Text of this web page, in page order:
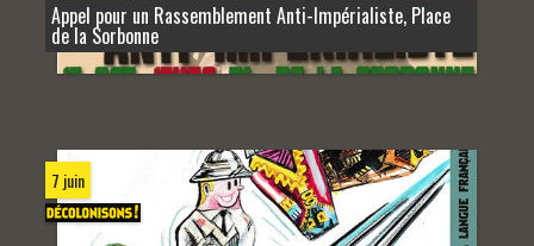
Appel pour un Rassemblement Anti-Impérialiste, Place
de la Sorbonne
7 juin